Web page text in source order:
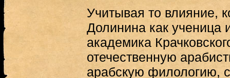
Учитывая то влияние,
Долинина как ученица
академика
отечественную
арабскую филологию,